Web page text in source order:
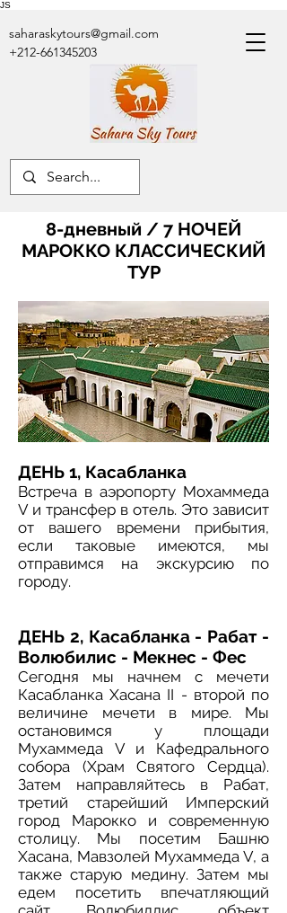
JS
saharaskytours@gmail.com
+212-661345203
8-дневный / 7 НОЧЕЙ
МАРОККО КЛАССИЧЕСКИЙ
ТУР
ДЕНЬ 1, Касабланка
Встреча в аэропорту Мохаммеда
V и трансфер в отель. Это зависит
от вашего времени прибытия,
если таковые имеются, мы
отправимся на экскурсию по
городу.
ДЕНЬ 2, Касабланка - Рабат -
Волюбилис - Мекнес - Фес
Сегодня мы начнем с мечети
Касабланка Хасана II - второй по
величине мечети в мире. Мы
остановимся у площади
Мухаммеда V и Кафедрального
собора (Храм Святого Сердца).
Затем направляйтесь в Рабат,
третий старейший Имперский
город Марокко и современную
столицу. Мы посетим Башню
Хасана, Мавзолей Мухаммеда V, а
также старую медину. Затем мы
едем посетить впечатляющий